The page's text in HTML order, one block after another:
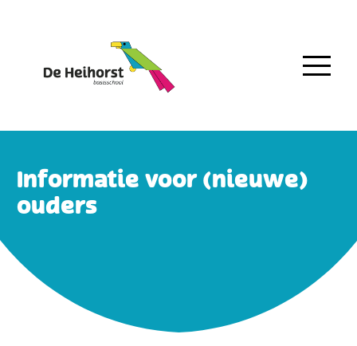
Informatie voor (nieuwe)
ouders